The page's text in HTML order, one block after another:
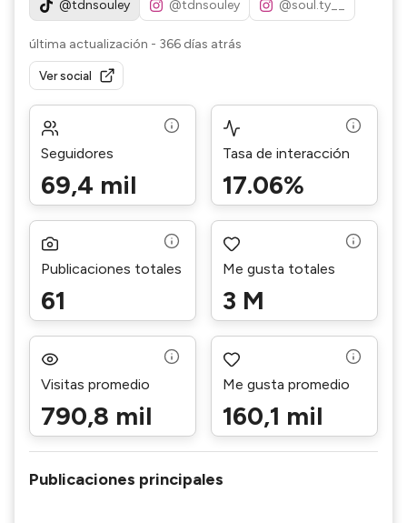
@tdnsouley @tdnsouley @soul.ty__
última actualización - 366 días atrás
Ver social
Seguidores
69,4 mil
Tasa de interacción
17.06%
Publicaciones totales
61
Me gusta totales
3 M
Visitas promedio
790,8 mil
Me gusta promedio
160,1 mil
Publicaciones principales